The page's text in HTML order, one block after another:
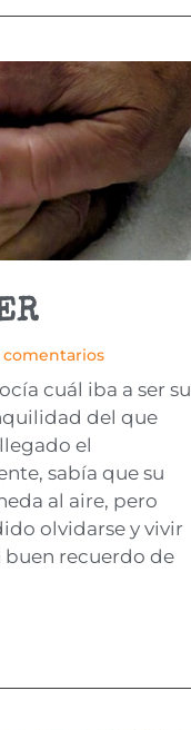
comentarios
cuál iba a ser su
del que
el
sabía que su
al aire, pero
olvidarse y vivir
buen recuerdo de